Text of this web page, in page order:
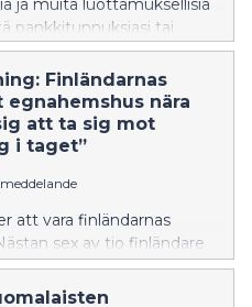
ja muita luottamuksellisia
pankkitunnuksiasi tai
olet saanut linkin
tai pikaviestimissä.
Finländarnas
nära
att ta sig mot
i taget”
att vara finländarnas
sex av tio finländare
är ett egnahemshus. Även
mycket plats i